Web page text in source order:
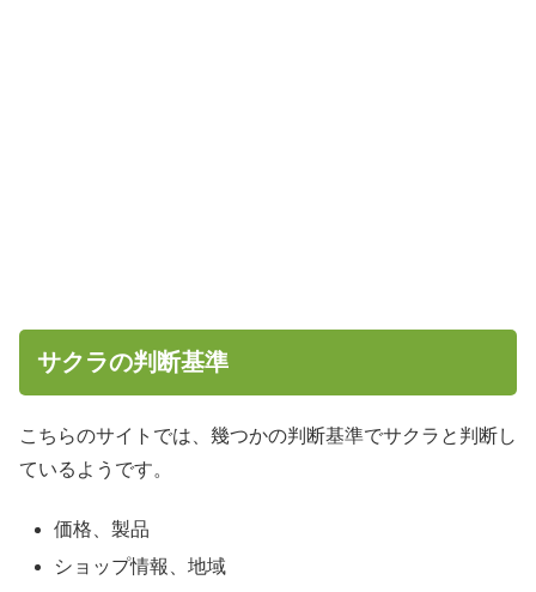
サクラの判断基準
こちらのサイトでは、幾つかの判断基準でサクラと判断し
ているようです。
価格、製品
ショップ情報、地域